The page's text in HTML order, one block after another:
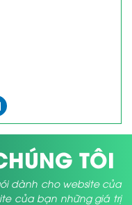
TÔI
dành cho website của
của bạn những giá trị